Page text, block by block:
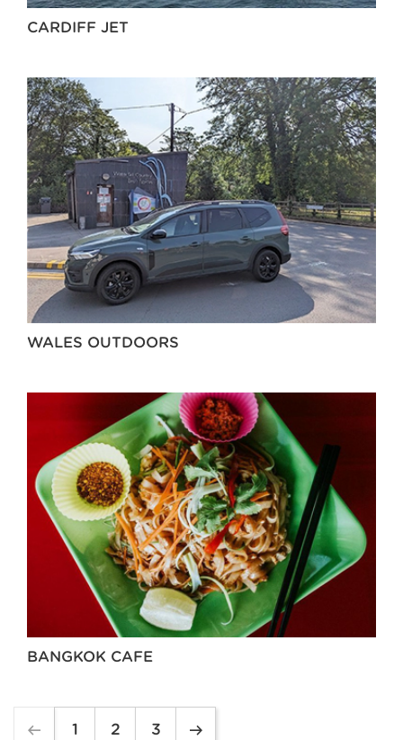
CARDIFF JET
WALES OUTDOORS
BANGKOK CAFE
1 2 3